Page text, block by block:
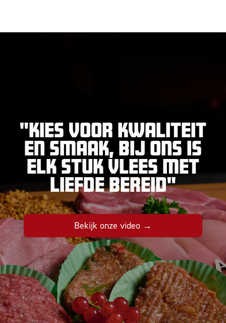
"Kies voor kwaliteit
en smaak, bij ons is
elk stuk vlees met
liefde bereid"
Bekijk onze video →